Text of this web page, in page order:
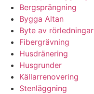
Bergsprängning
Bygga Altan
Byte av rörledningar
Fibergrävning
Husdränering
Husgrunder
Källarrenovering
Stenläggning